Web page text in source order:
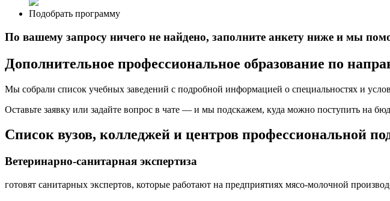
Подобрать программу
По вашему запросу ничего не найдено, заполните анкету ниже и мы
Дополнительное профессиональное образование по
Мы собрали список учебных заведений с подробной информацией о специальностях и
Оставьте заявку или задайте вопрос в чате — и мы подскажем, куда можно поступить на
Список вузов, колледжей и центров профессиональной
Ветеринарно-санитарная экспертиза
готовят санитарных экспертов, которые работают на предприятиях мясо-молочной